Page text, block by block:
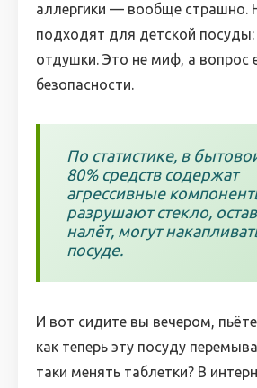
аллергики — вообще страшно.
подходят для детской
отдушки. Это не миф, а вопрос
безопасности.
По статистике, в
80% средств содержат
агрессивные
разрушают стекло,
налёт, могут
посуде.
И вот сидите вы вечером,
как теперь эту посуду
таки менять таблетки? В